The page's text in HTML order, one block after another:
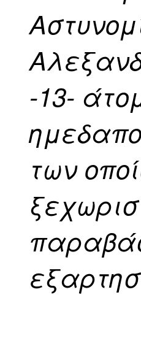
-13-
των